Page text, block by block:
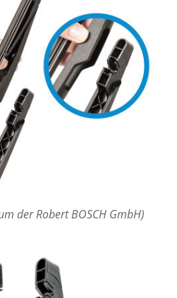
der Robert BOSCH GmbH)